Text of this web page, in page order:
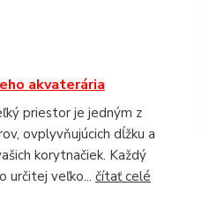
akvaterária
priestor je jedným z
ovplyvňujúcich dĺžku a
korytnačiek. Každý
určitej veľko... čítať celé